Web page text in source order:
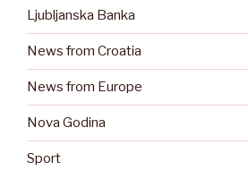
Ljubljanska Banka
News from Croatia
News from Europe
Nova Godina
Sport